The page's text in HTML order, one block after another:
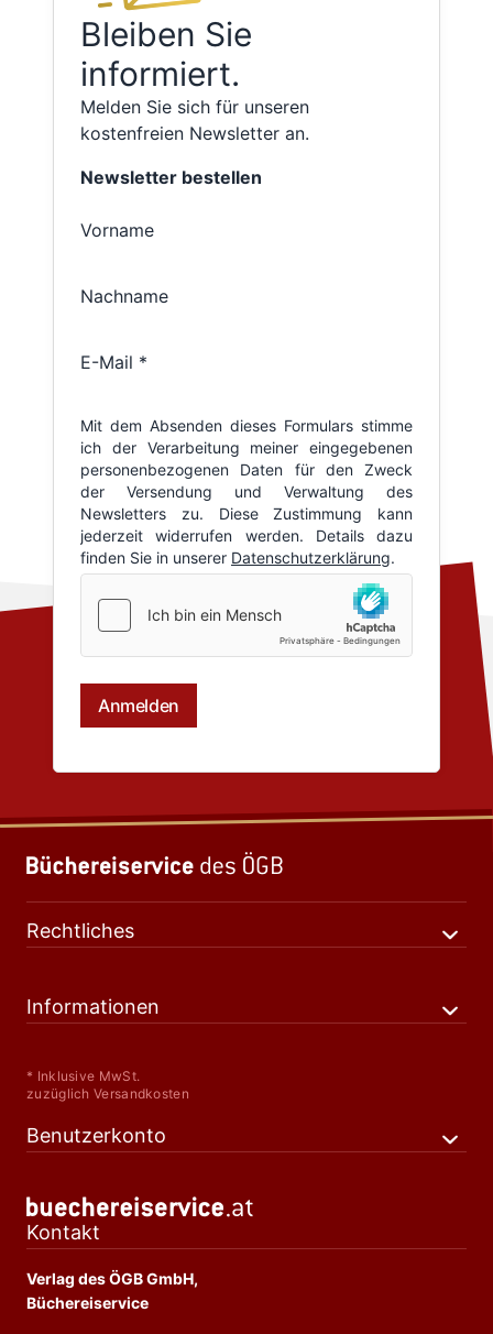
Bleiben Sie
informiert.
Melden Sie sich für unseren
kostenfreien Newsletter an.
Rechtliches
Informationen
* Inklusive MwSt.
zuzüglich Versandkosten
Benutzerkonto
Kontakt
Verlag des ÖGB GmbH,
Büchereiservice